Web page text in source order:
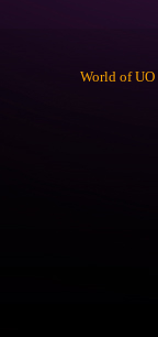
World of UO